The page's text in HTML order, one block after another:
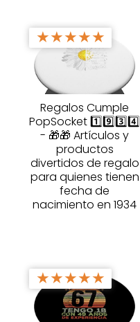
★★★★★
Regalos Cumple
PopSocket 1️⃣9️⃣3️⃣4️⃣
- 🎁🎁 Artículos y
productos
divertidos de regalo
para quienes tienen
fecha de
nacimiento en 1934
★★★★★